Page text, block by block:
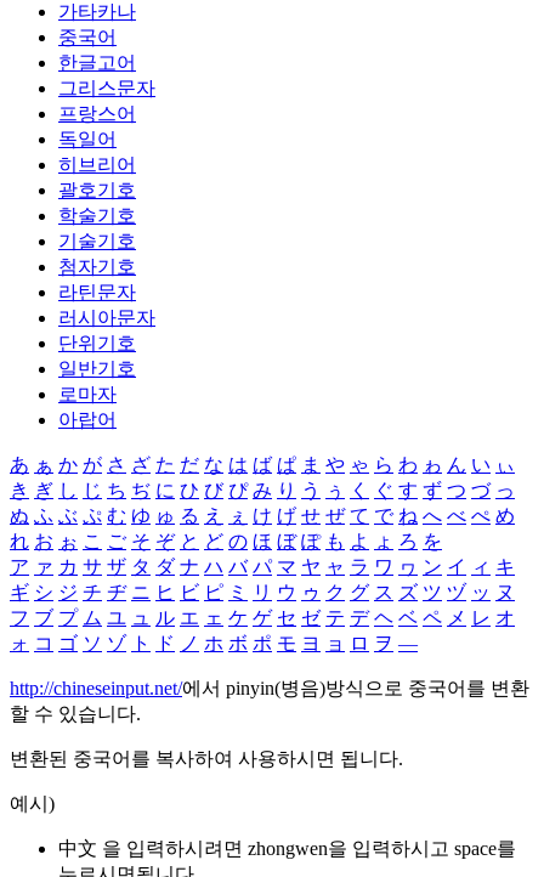
가타카나
중국어
한글고어
그리스문자
프랑스어
독일어
히브리어
괄호기호
학술기호
기술기호
첨자기호
라틴문자
러시아문자
단위기호
일반기호
로마자
아랍어
あ ぁ か が さ ざ た だ な は ば ぱ ま や ゃ ら わ ゎ ん い ぃ
き ぎ し じ ち ぢ に ひ び ぴ み り う ぅ く ぐ す ず つ づ っ
ぬ ふ ぶ ぷ む ゆ ゅ る え ぇ け げ せ ぜ て で ね へ べ ぺ め
れ お ぉ こ ご そ ぞ と ど の ほ ぼ ぽ も よ ょ ろ を
ア ァ カ サ ザ タ ダ ナ ハ バ パ マ ヤ ャ ラ ワ ヮ ン イ ィ キ
ギ シ ジ チ ヂ ニ ヒ ビ ピ ミ リ ウ ゥ ク グ ス ズ ツ ヅ ッ ヌ
フ ブ プ ム ユ ュ ル エ ェ ケ ゲ セ ゼ テ デ ヘ ベ ペ メ レ オ
ォ コ ゴ ソ ゾ ト ド ノ ホ ボ ポ モ ヨ ョ ロ ヲ ―
http://chineseinput.net/에서 pinyin(병음)방식으로 중국어를 변환
할 수 있습니다.
변환된 중국어를 복사하여 사용하시면 됩니다.
예시)
中文 을 입력하시려면 zhongwen을 입력하시고 space를